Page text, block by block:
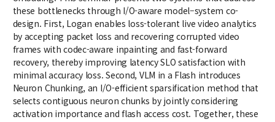
소개
공지사항
보유도서
커뮤니티
입시
these bottlenecks through I/O-aware model–system co-
design. First, Logan enables loss-tolerant live video analytics
by accepting packet loss and recovering corrupted video
frames with codec-aware inpainting and fast-forward
recovery, thereby improving latency SLO satisfaction with
minimal accuracy loss. Second, VLM in a Flash introduces
Neuron Chunking, an I/O-efficient sparsification method that
selects contiguous neuron chunks by jointly considering
activation importance and flash access cost. Together, these